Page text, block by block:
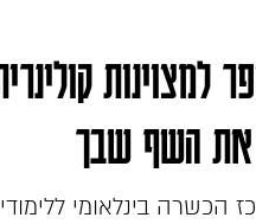
למצוינות
את השף שבך
הכשרה בינלאומי